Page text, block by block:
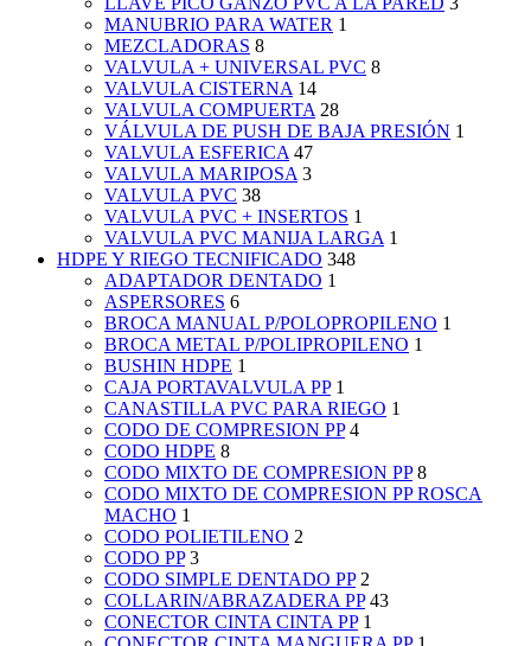
MANUBRIO PARA WATER 1
MEZCLADORAS 8
VALVULA + UNIVERSAL PVC 8
VALVULA CISTERNA 14
VALVULA COMPUERTA 28
VÁLVULA DE PUSH DE BAJA PRESIÓN 1
VALVULA ESFERICA 47
VALVULA MARIPOSA 3
VALVULA PVC 38
VALVULA PVC + INSERTOS 1
VALVULA PVC MANIJA LARGA 1
HDPE Y RIEGO TECNIFICADO 348
ADAPTADOR DENTADO 1
ASPERSORES 6
BROCA MANUAL P/POLOPROPILENO 1
BROCA METAL P/POLIPROPILENO 1
BUSHIN HDPE 1
CAJA PORTAVALVULA PP 1
CANASTILLA PVC PARA RIEGO 1
CODO DE COMPRESION PP 4
CODO HDPE 8
CODO MIXTO DE COMPRESION PP 8
CODO MIXTO DE COMPRESION PP ROSCA
MACHO 1
CODO POLIETILENO 2
CODO PP 3
CODO SIMPLE DENTADO PP 2
COLLARIN/ABRAZADERA PP 43
CONECTOR CINTA CINTA PP 1